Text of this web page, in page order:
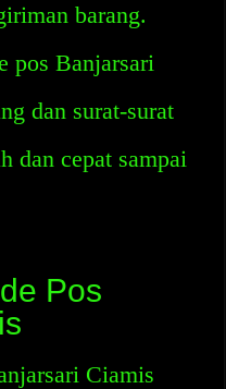
barang.
pos Banjarsari
dan surat-surat
dan cepat sampai
Pos
Ciamis